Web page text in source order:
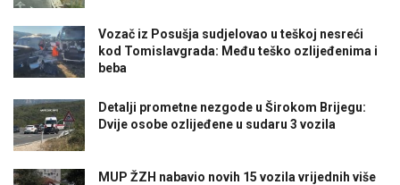
Vozač iz Posušja sudjelovao u teškoj nesreći
kod Tomislavgrada: Među teško ozlijeđenima i
beba
Detalji prometne nezgode u Širokom Brijegu:
Dvije osobe ozlijeđene u sudaru 3 vozila
MUP ŽZH nabavio novih 15 vozila vrijednih više